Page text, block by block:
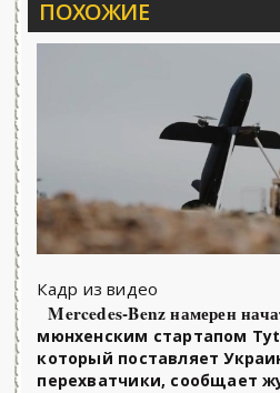
ПОХОЖИЕ
действия Вечерние баталии
Кадр из видео
Mercedes-Benz намерен
мюнхенским стартапом
который поставляет
перехватчики, сообщает